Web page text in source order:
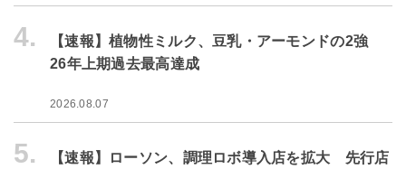
4.
【速報】植物性ミルク、豆乳・アーモンドの2強
26年上期過去最高達成
2026.08.07
5.
【速報】ローソン、調理ロボ導入店を拡大 先行店